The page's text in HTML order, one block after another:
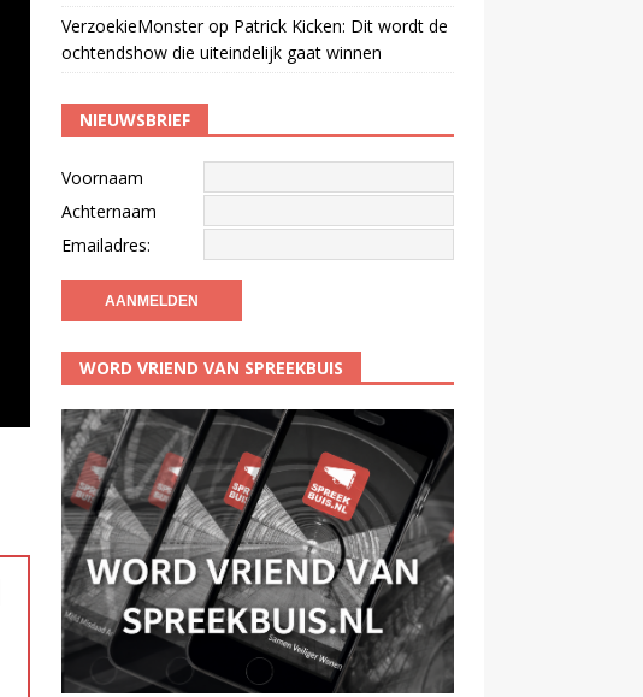
VerzoekieMonsterop Patrick Kicken: Dit wordt de
ochtendshow die uiteindelijk gaat winnen
NIEUWSBRIEF
Voornaam
Achternaam
Emailadres:
WORD VRIEND VAN SPREEKBUIS